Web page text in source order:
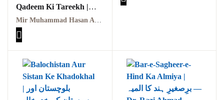
Qadeem Ki Tareekh |
بلوچ قوم کی دورِ قدیم کی
تاریخ
Mir Muhammad Hasan Anqa Baloch | میر محمد حسن عنقا بلوچ
پوٹھوہاری قاعدہ
پوٹھوہاری مشاہرہ
پھٹواری شعر
پہاڑی و پوٹھوہاری